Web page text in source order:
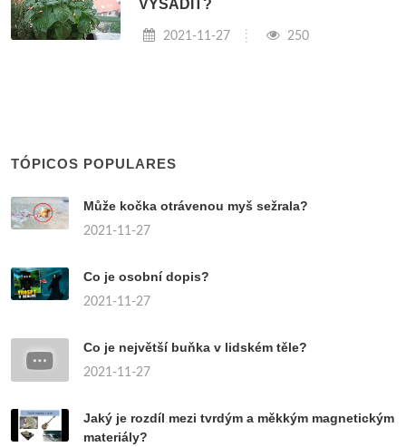
VYSADIT?
2021-11-27 250
TÓPICOS POPULARES
Může kočka otrávenou myš sežrala?
2021-11-27
Co je osobní dopis?
2021-11-27
Co je největší buňka v lidském těle?
2021-11-27
Jaký je rozdíl mezi tvrdým a měkkým magnetickým
materiály?